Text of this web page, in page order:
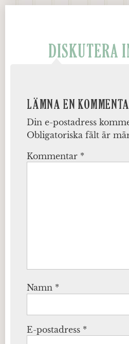
DISKUTERA
LÄMNA EN
Din e-postadress
Obligatoriska fält är
Kommentar *
Namn *
E-postadress *